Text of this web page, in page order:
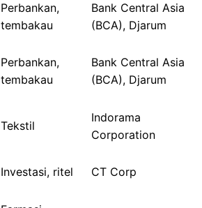
Perbankan,
tembakau
Bank Central Asia
(BCA), Djarum
Perbankan,
tembakau
Bank Central Asia
(BCA), Djarum
Tekstil
Indorama
Corporation
Investasi, ritel CT Corp